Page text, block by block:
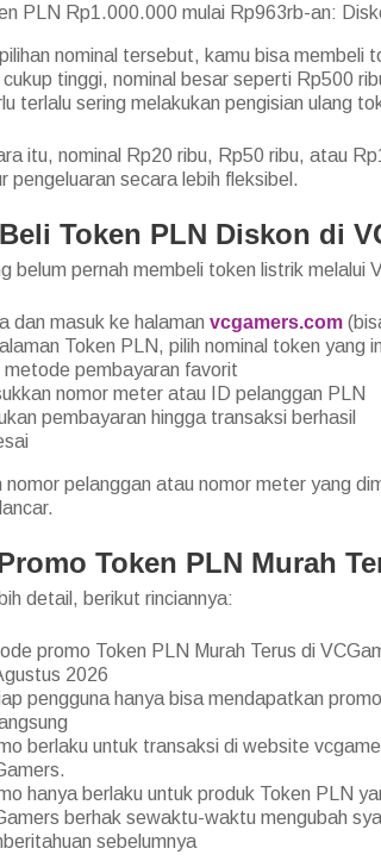
PLN Rp1.000.000 mulai Rp963rb-an:
nominal tersebut, kamu bisa membeli
cukup tinggi, nominal besar seperti Rp500
terlalu sering melakukan pengisian ulang
itu, nominal Rp20 ribu, Rp50 ribu, atau
pengeluaran secara lebih fleksibel.
Token PLN Diskon di
belum pernah membeli token listrik melalui
dan masuk ke halaman vcgamers.com
Token PLN, pilih nominal token yang
metode pembayaran favorit
nomor meter atau ID pelanggan PLN
pembayaran hingga transaksi berhasil
nomor pelanggan atau nomor meter yang
Token PLN Murah
detail, berikut rinciannya:
promo Token PLN Murah Terus di
2026
pengguna hanya bisa mendapatkan
berlaku untuk transaksi di website
hanya berlaku untuk produk Token PLN
berhak sewaktu-waktu mengubah
sebelumnya